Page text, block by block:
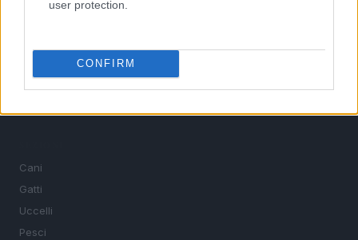
user protection.
CONFIRM
Cani, gatti, uccelli, pesci, rettili, anfibi, piccoli roditori,
Cani
Gatti
Uccelli
Pesci